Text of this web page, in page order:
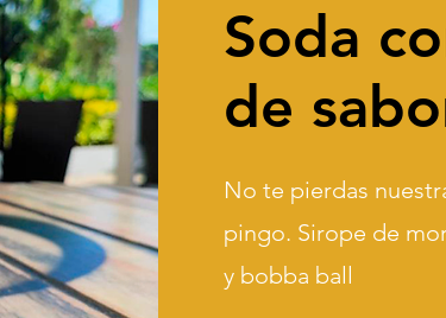
Soda
de
No te pierdas
pingo. Sirope de
y bobba ball